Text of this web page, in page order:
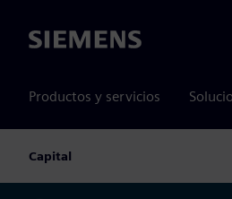
Siemens
Productos y servicios
Capital